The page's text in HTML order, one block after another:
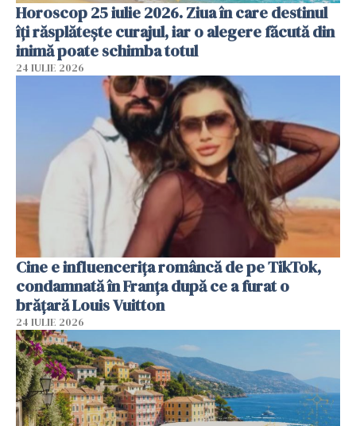
Horoscop 25 iulie 2026. Ziua în care destinul
îți răsplătește curajul, iar o alegere făcută din
inimă poate schimba totul
24 IULIE 2026
Cine e influencerița româncă de pe TikTok,
condamnată în Franța după ce a furat o
brățară Louis Vuitton
24 IULIE 2026